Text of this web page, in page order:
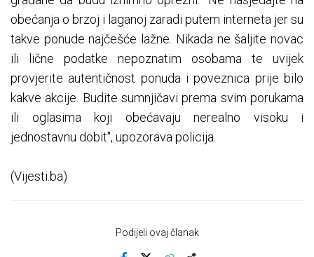
obećanja o brzoj i laganoj zaradi putem interneta jer su
takve ponude najčešće lažne. Nikada ne šaljite novac
ili lične podatke nepoznatim osobama te uvijek
provjerite autentičnost ponuda i poveznica prije bilo
kakve akcije. Budite sumnjičavi prema svim porukama
ili oglasima koji obećavaju nerealno visoku i
jednostavnu dobit", upozorava policija.
(Vijesti.ba)
Podijeli ovaj članak